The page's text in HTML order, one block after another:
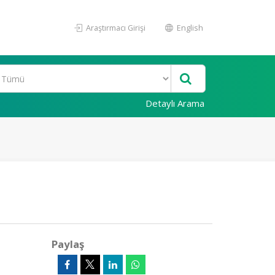
Araştırmacı Girişi English
Detaylı Arama
Paylaş